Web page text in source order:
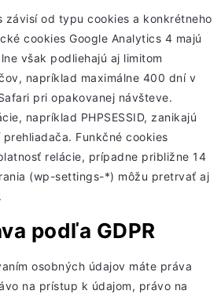
závisí od typu cookies a konkrétneho
cookies Google Analytics 4 majú
však podliehajú aj limitom
napríklad maximálne 400 dní v
pri opakovanej návšteve.
napríklad PHPSESSID, zanikajú
Funkčné cookies
relácie, prípadne približne 14
(wp-settings-*) môžu pretrvať aj
podľa GDPR
osobných údajov máte práva
na prístup k údajom, právo na